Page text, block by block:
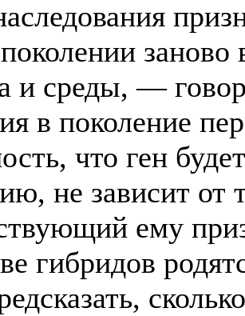
заново
и среды, —
в поколение
что ген
не зависит от
ему
гибридов